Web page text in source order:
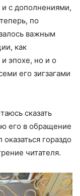
с дополнениями,
по
важным
как
эпохе, но и о
его зигзагами
сказать
его в обращение
гораздо
читателя.